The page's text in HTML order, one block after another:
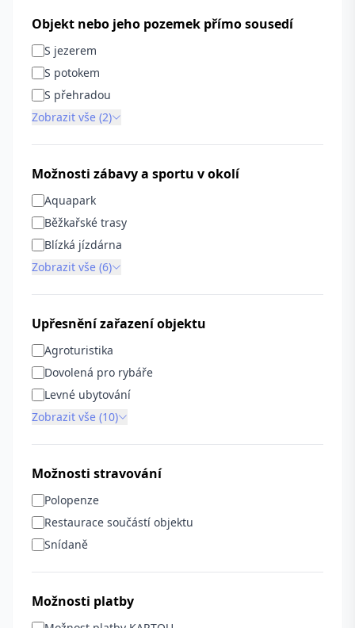
Objekt nebo jeho pozemek přímo sousedí
S jezerem
S potokem
S přehradou
Zobrazit vše (2)
Možnosti zábavy a sportu v okolí
Aquapark
Běžkařské trasy
Blízká jízdárna
Zobrazit vše (6)
Upřesnění zařazení objektu
Agroturistika
Dovolená pro rybáře
Levné ubytování
Zobrazit vše (10)
Možnosti stravování
Polopenze
Restaurace součástí objektu
Snídaně
Možnosti platby